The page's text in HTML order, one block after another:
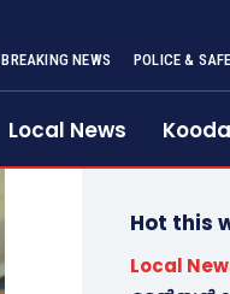
BREAKING NEWS POLICE &
Local News
Hot this
Local